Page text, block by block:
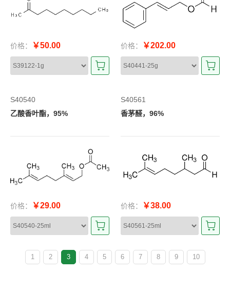
价格： ￥50.00 价格： ￥202.00
S40540
乙酸香叶酯，95%
价格： ￥29.00
S40561
香茅醛，96%
价格： ￥38.00
1 2 3 4 5 6 7 8 9 10